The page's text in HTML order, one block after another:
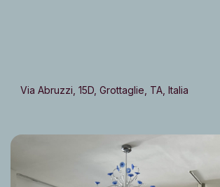
Via Abruzzi, 15D, Grottaglie, TA, Italia